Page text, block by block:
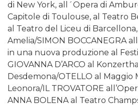
di New York, all´Opera di
Capitole di Toulouse, al Teatro
al Teatro del Liceu di
Amelia/SIMON BOCCANEGRA
in una nuova produzione al
GIOVANNA D’ARCO al
Desdemona/OTELLO al Maggio
Leonora/IL TROVATORE
ANNA BOLENA al Teatro